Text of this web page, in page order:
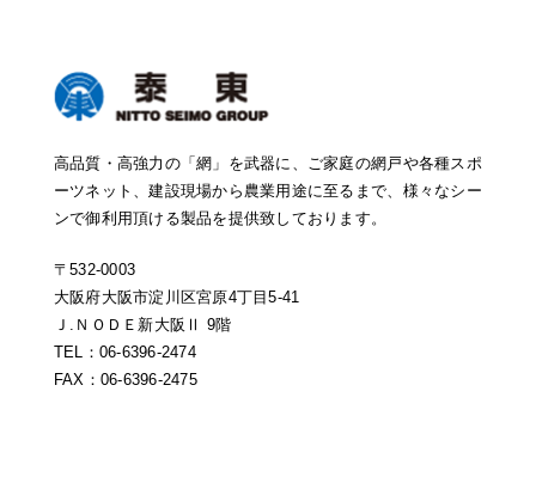
高品質・高強力の「網」を武器に、ご家庭の網戸や各種スポ
ーツネット、建設現場から農業用途に至るまで、様々なシー
ンで御利用頂ける製品を提供致しております。
〒532-0003
大阪府大阪市淀川区宮原4丁目5-41
Ｊ.ＮＯＤＥ新大阪Ⅱ 9階
TEL：06-6396-2474
FAX：06-6396-2475